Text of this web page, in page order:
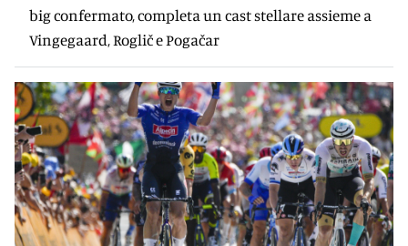
big confermato, completa un cast stellare assieme a
Vingegaard, Roglič e Pogačar